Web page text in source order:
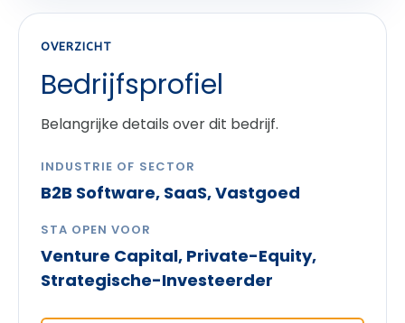
OVERZICHT
Bedrijfsprofiel
Belangrijke details over dit bedrijf.
INDUSTRIE OF SECTOR
B2B Software, SaaS, Vastgoed
STA OPEN VOOR
Venture Capital, Private-Equity,
Strategische-Investeerder